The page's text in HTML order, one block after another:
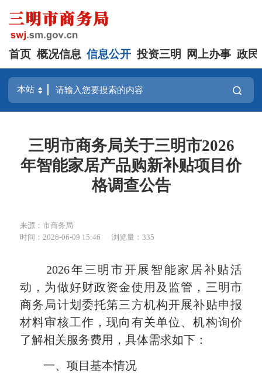
首页 概况信息 信息公开 投资三明 网上办事 政民
三明市商务局关于三明市2026
年智能家居产品购新补贴项目价
格调查公告
来源：市商务局
时间：2026-06-09 15:46
浏览量：335
2026年三明市开展智能家居补贴活
动，为做好财政资金使用及监管，三明市
商务局计划委托第三方机构开展补贴申报
材料审核工作，现向有关单位、机构询价
了解相关服务费用，具体需求如下：
一、项目基本情况